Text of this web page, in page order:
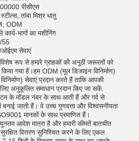
पीसीएस
तांबा मिश्र धातु
ODM
भागों का मशीनिंग
55
सेवाएं
रूप से हमारे ग्राहकों की अनूठी जरूरतों को
गया है।हम ODM (मूल डिजाइन विनिर्माण)
सेवाएं प्रदान करते हैं ताकि आपकी
अनुकूलित समाधान प्रदान किए जा सकें.
के मॉडल नंबर के साथ आती हैं और गर्व से
जाती हैं। वे उच्च गुणवत्ता और विश्वसनीयता
मानकों के साथ प्रमाणित हैं।
आदेश मात्रा है और हमारी कीमतें बातचीत
वितरण सुनिश्चित करने के लिए एकल